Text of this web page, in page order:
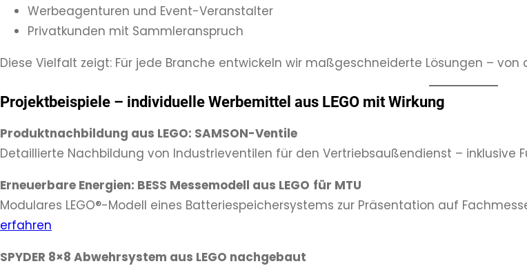
Werbeagenturen und Event-Veranstalter
Privatkunden mit Sammleranspruch
Diese Vielfalt zeigt: Für jede Branche entwickeln wir maßgeschneiderte Lösungen –
Projektbeispiele – individuelle Werbemittel aus LEGO mit Wirkung
Produktnachbildung aus LEGO: SAMSON-Ventile
Detaillierte Nachbildung von Industrieventilen für den Vertriebsaußendienst – inklusive
Erneuerbare Energien: BESS Messemodell aus LEGO für MTU
Modulares LEGO®-Modell eines Batteriespeichersystems zur Präsentation auf
erfahren
SPYDER 8×8 Abwehrsystem aus LEGO nachgebaut